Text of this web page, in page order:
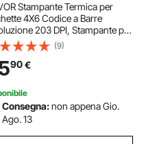
Stampante Termica per
4X6 Codice a Barre
203 DPI, Stampante per
Velocità da 150 mm/s
a Sistema
MAC
Chromebook,
Termica
(9)
90€
Consegna:non appena Gio.
Ago. 13